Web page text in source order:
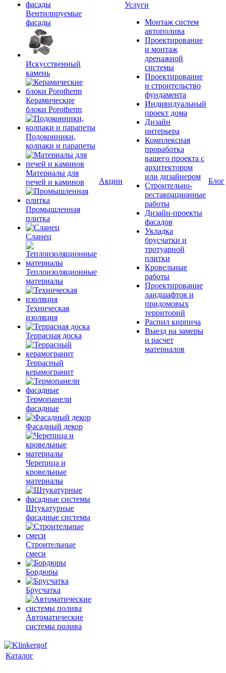
Вентилируемые
фасады
Искусственный
камень
Керамические
блоки Porotherm
Подоконники,
колпаки и парапеты
Материалы для
печей и каминов
Промышленная
плитка
Сланец
Теплоизоляционные
материалы
Техническая
изоляция
Террасная доска
Террасный
керамогранит
Термопанели
фасадные
Фасадный декор
Черепица и
кровельные
материалы
Штукатурные
фасадные системы
Строительные
смеси
Бордюры
Брусчатка
Автоматические
системы полива
Акции
Услуги
Монтаж систем
автополива
Проектирование
и монтаж
дренажной
системы
Проектироваине
и строительство
фундамента
Индивидуальный
проект дома
Дизайн
интерьера
Комплексная
проработка
вашего проекта с
архитектором
или дизайнером
Строительно-
реставрационные
работы
Дизайн-проекты
фасадов
Укладка
брусчатки и
тротуарной
плитки
Кровельные
работы
Проектирование
ландшафтов и
придомовых
территорий
Распил кирпича
Выезд на замеры
и расчет
материалов
Блог
Каталог